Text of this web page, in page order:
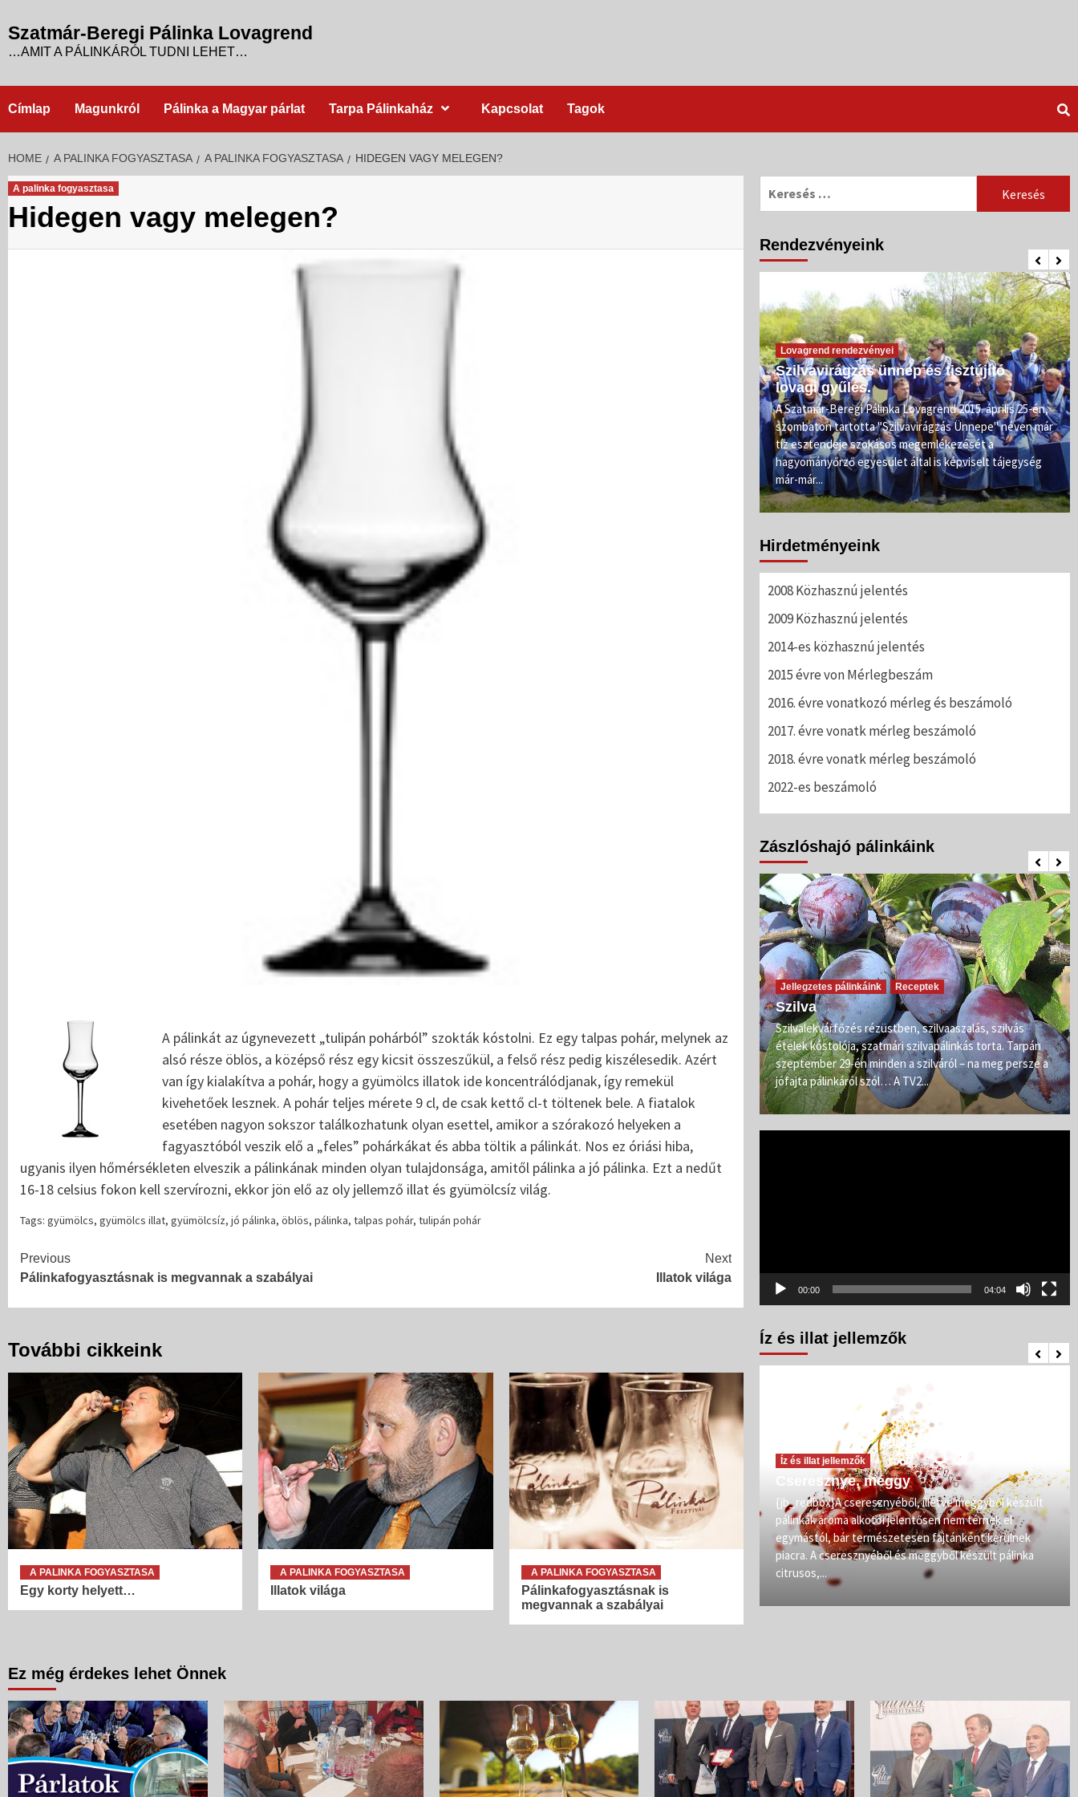
to
content
Szatmár-Beregi Pálinka Lovagrend
…AMIT A PÁLINKÁRÓL TUDNI LEHET…
Címlap Magunkról Pálinka a Magyar párlat Tarpa Pálinkaház Kapcsolat Tagok
HOME A PALINKA FOGYASZTASA A PALINKA FOGYASZTASA HIDEGEN VAGY MELEGEN?
A palinka fogyasztasa
Hidegen vagy melegen?
A pálinkát az úgynevezett „tulipán pohárból” szokták kóstolni. Ez egy talpas pohár, melynek az
alsó része öblös, a középső rész egy kicsit összeszűkül, a felső rész pedig kiszélesedik. Azért
van így kialakítva a pohár, hogy a gyümölcs illatok ide koncentrálódjanak, így remekül
kivehetőek lesznek. A pohár teljes mérete 9 cl, de csak kettő cl-t töltenek bele. A fiatalok
esetében nagyon sokszor találkozhatunk olyan esettel, amikor a szórakozó helyeken a
fagyasztóból veszik elő a „feles” pohárkákat és abba töltik a pálinkát. Nos ez óriási hiba,
ugyanis ilyen hőmérsékleten elveszik a pálinkának minden olyan tulajdonsága, amitől pálinka a jó pálinka. Ezt a nedűt
16-18 celsius fokon kell szervírozni, ekkor jön elő az oly jellemző illat és gyümölcsíz világ.
Tags: gyümölcs, gyümölcs illat, gyümölcsíz, jó pálinka, öblös, pálinka, talpas pohár, tulipán pohár
Continue
Reading
Previous
Pálinkafogyasztásnak is megvannak a szabályai
Next
Illatok világa
További cikkeink
A PALINKA FOGYASZTASA
Egy korty helyett…
A PALINKA FOGYASZTASA
Illatok világa
A PALINKA FOGYASZTASA
Pálinkafogyasztásnak is
megvannak a szabályai
Keresés:
Rendezvényeink
évek óta teszik, ezúttal is Tivadarnál a tiszai vízmérőnél
emlékeztek meg a szőke...
Lovagrend rendezvényei
Szilvavirágzás ünnep és tisztújító
lovagi gyűlés.
A Szatmár-Beregi Pálinka Lovagrend 2015. április 25-én,
szombaton tartotta "Szilvavirágzás Ünnepe" néven már
tíz esztendeje szokásos megemlékezését a
hagyományőrző egyesület által is képviselt tájegység
már-már...
Hirdetményeink
2008 Közhasznú jelentés
2009 Közhasznú jelentés
2014-es közhasznú jelentés
2015 évre von Mérlegbeszám
2016. évre vonatkozó mérleg és beszámoló
2017. évre vonatk mérleg beszámoló
2018. évre vonatk mérleg beszámoló
2022-es beszámoló
Zászlóshajó pálinkáink
A palinka fogyasztasa
AZ EREDETVÉDETT SZATMÁRI SZILVA Nemcsak
Magyarországon, hanem a környező országokban is
jellemző a szilvapálinka készítés. A főzés kezdetérő már
a 16-17. századból vannak említések. A...
Jellegzetes pálinkáink Receptek
Szilva
Szilvalekvárfőzés rézüstben, szilvaaszalás, szilvás
ételek kóstolója, szatmári szilvapálinkás torta. Tarpán
szeptember 29-én minden a szilváról – na meg persze a
jófajta pálinkáról szól… A TV2...
00:00 04:04
Íz és illat jellemzők
Íz és illat jellemzők
Szilva
{jb_purplebox}Szilvából nyert pálinkák illatösszetevőit
tekintve egyszerű szerkezetűek, ugyanakkor
fajsúlyosak, férfiasak, szépen kiegyensúlyozott
gyümölcsös édességgel és hársfavirág-jelleggel, szép
a csokoládés,...
Íz és illat jellemzők
Cseresznye, meggy
{jb_redbox}A cseresznyéből, illetve meggyből készült
pálinkák aroma alkotói jelentősen nem térnek el
egymástól, bár természetesen fajtánként kerülnek
piacra. A cseresznyéből és meggyből készült pálinka
citrusos,...
Ez még érdekes lehet Önnek